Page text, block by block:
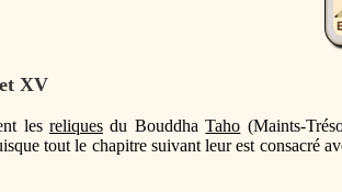
XV
les reliquesdu BouddhaTaho (Maints-
tout le chapitre suivant leur est consacré